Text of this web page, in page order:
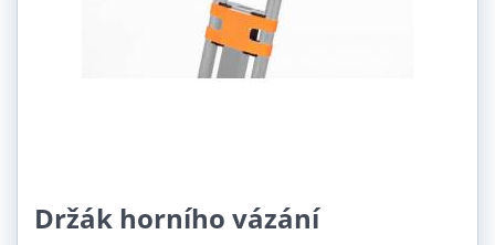
Držák horního vázání